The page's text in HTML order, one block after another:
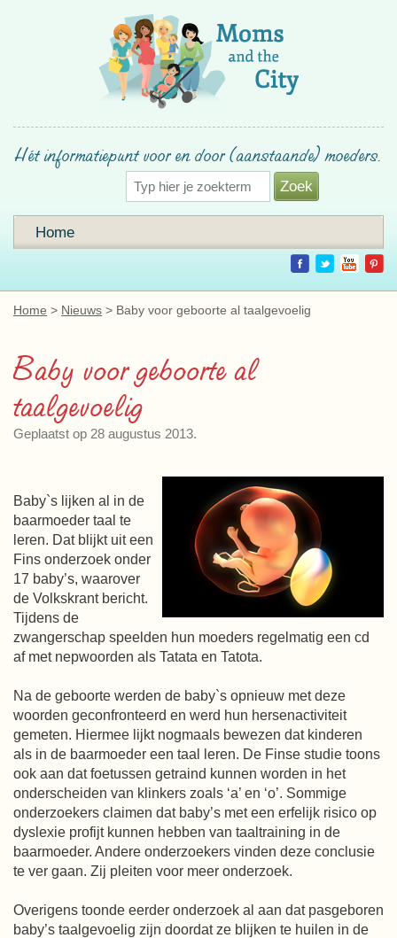
Hét informatiepunt voor en door (aanstaande) moeders.
Home
Home Nieuws Baby voor geboorte al taalgevoelig
Baby voor geboorte al
taalgevoelig
Geplaatst op 28 augustus 2013.
Baby`s lijken al in de
baarmoeder taal te
leren. Dat blijkt uit een
Fins onderzoek onder
17 baby’s, waarover
de Volkskrant bericht.
Tijdens de
zwangerschap speelden hun moeders regelmatig een cd
af met nepwoorden als Tatata en Tatota.
Na de geboorte werden de baby`s opnieuw met deze
woorden geconfronteerd en werd hun hersenactiviteit
gemeten. Hiermee lijkt nogmaals bewezen dat kinderen
als in de baarmoeder een taal leren. De Finse studie toons
ook aan dat foetussen getraind kunnen worden in het
onderscheiden van klinkers zoals ‘a’ en ‘o’. Sommige
onderzoekers claimen dat baby’s met een erfelijk risico op
dyslexie profijt kunnen hebben van taaltraining in de
baarmoeder. Andere onderzoekers vinden deze conclusie
te ver gaan. Zij pleiten voor meer onderzoek.
Overigens toonde eerder onderzoek al aan dat pasgeboren
baby’s taalgevoelig zijn doordat ze blijken te huilen in de